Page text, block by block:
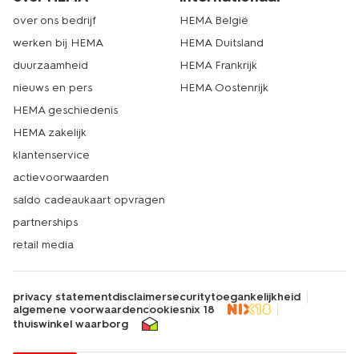
over ons bedrijf
werken bij HEMA
duurzaamheid
nieuws en pers
HEMA geschiedenis
HEMA zakelijk
klantenservice
actievoorwaarden
saldo cadeaukaart opvragen
partnerships
retail media
HEMA België
HEMA Duitsland
HEMA Frankrijk
HEMA Oostenrijk
privacy statementdisclaimersecuritytoegankelijkheid
algemene voorwaardencookiesnix 18
thuiswinkel waarborg